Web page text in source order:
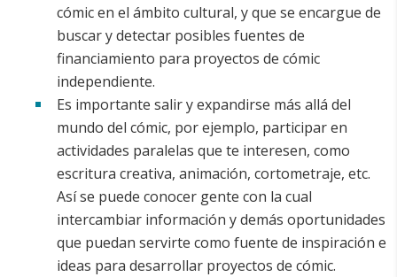
cómic en el ámbito cultural, y que se encargue de
buscar y detectar posibles fuentes de
financiamiento para proyectos de cómic
independiente.
Es importante salir y expandirse más allá del
mundo del cómic, por ejemplo, participar en
actividades paralelas que te interesen, como
escritura creativa, animación, cortometraje, etc.
Así se puede conocer gente con la cual
intercambiar información y demás oportunidades
que puedan servirte como fuente de inspiración e
ideas para desarrollar proyectos de cómic.